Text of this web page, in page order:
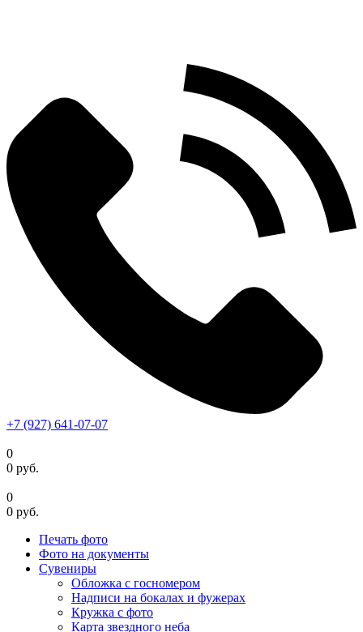
+7 (927) 641-07-07
0
0 руб.
0
0 руб.
Печать фото
Фото на документы
Сувениры
Обложка с госномером
Надписи на бокалах и фужерах
Кружка с фото
Карта звездного неба